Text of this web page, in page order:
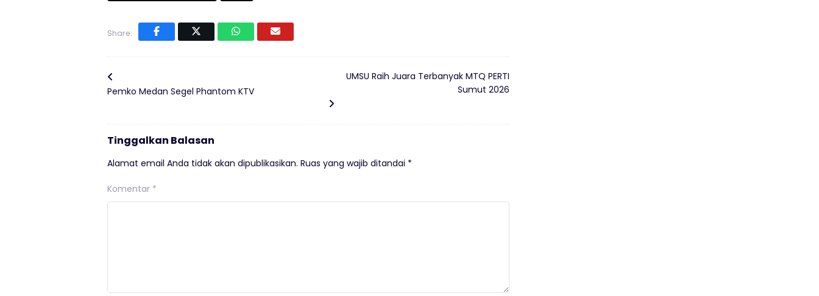
Share:
Pemko Medan Segel Phantom KTV
UMSU Raih Juara Terbanyak MTQ PERTI
Sumut 2026
Tinggalkan Balasan
Alamat email Anda tidak akan dipublikasikan. Ruas yang wajib ditandai *
Komentar *